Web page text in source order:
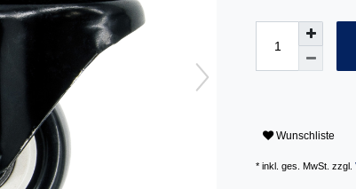
Wunschliste
* inkl. ges. MwSt. zzgl.